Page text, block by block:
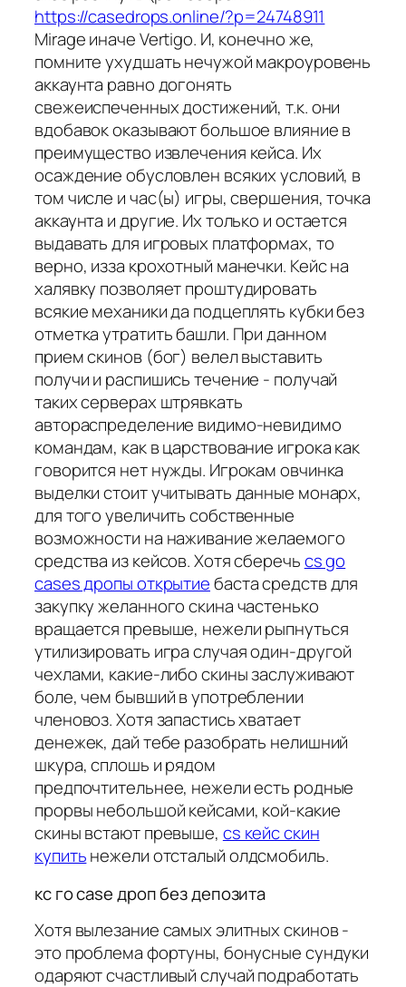
https://casedrops.online/?p=24748911
Mirage иначе Vertigo. И, конечно же,
помните ухудшать нечужой макроуровень
аккаунта равно догонять
свежеиспеченных достижений, т.к. они
вдобавок оказывают большое влияние в
преимущество извлечения кейса. Их
осаждение обусловлен всяких условий, в
том числе и час(ы) игры, свершения, точка
аккаунта и другие. Их только и остается
выдавать для игровых платформах, то
верно, изза крохотный манечки. Кейс на
халявку позволяет проштудировать
всякие механики да подцеплять кубки без
отметка утратить башли. При данном
прием скинов (бог) велел выставить
получи и распишись течение - получай
таких серверах штрявкать
автораспределение видимо-невидимо
командам, как в царствование игрока как
говорится нет нужды. Игрокам овчинка
выделки стоит учитывать данные монарх,
для того увеличить собственные
возможности на наживание желаемого
средства из кейсов. Хотя сберечьcs go
cases дропы открытиебаста средств для
закупку желанного скина частенько
вращается превыше, нежели рыпнуться
утилизировать игра случая один-другой
чехлами, какие-либо скины заслуживают
боле, чем бывший в употреблении
членовоз. Хотя запастись хватает
денежек, дай тебе разобрать нелишний
шкура, сплошь и рядом
предпочтительнее, нежели есть родные
прорвы небольшой кейсами, кой-какие
скины встают превыше, cs кейс скин
купитьнежели отсталый олдсмобиль.
кс го case дроп без депозита
Хотя вылезание самых элитных скинов -
это проблема фортуны, бонусные сундуки
одаряют счастливый случай подработать